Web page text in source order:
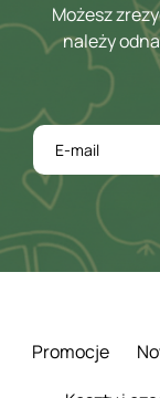
Możesz
należy
Promocje